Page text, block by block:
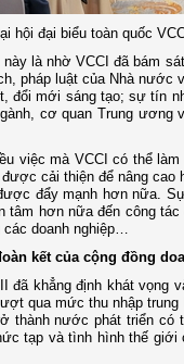
hội đại biểu toàn quốc
là nhờ VCCI đã bám
pháp luật của Nhà nước
đổi mới sáng tạo; sự tín
cơ quan Trung
việc mà VCCI có thể
cải thiện để nâng
đẩy mạnh hơn nữa.
tâm hơn nữa đến công
doanh nghiệp…
kết của cộng đồng
khẳng định khát vọng
qua mức thu nhập
thành nước phát triển
tạp và tình hình thế